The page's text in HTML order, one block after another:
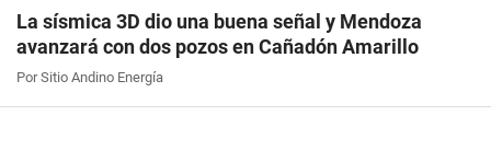
La sísmica 3D dio una buena señal y Mendoza
avanzará con dos pozos en Cañadón Amarillo
Por Sitio Andino Energía